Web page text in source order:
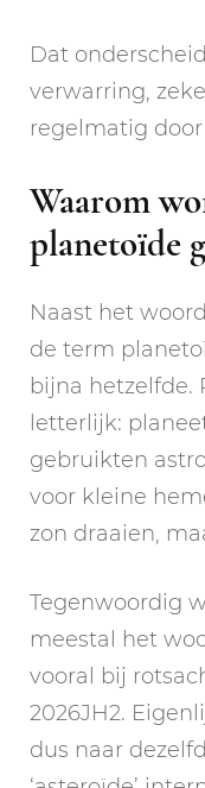
Dat
verwarring,
regelmatig
Waarom
planetoïde
Naast het
de term
bijna hetzelfde.
letterlijk:
gebruikten
voor kleine
zon draaien,
Tegenwoordig
meestal het
vooral bij
2026JH2.
dus naar